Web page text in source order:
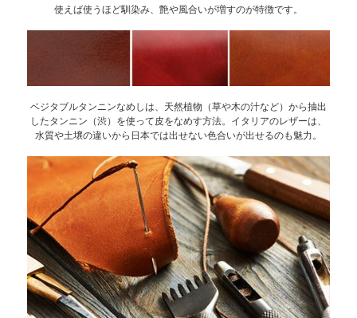
使えば使うほど馴染み、艶や風合いが増すのが特徴です。
ベジタブルタンニンなめしは、天然植物（草や木の汁など）から抽出
したタンニン（渋）を使って皮をなめす方法。イタリアのレザーは、
水質や土壌の違いから日本では出せない色合いが出せるのも魅力。